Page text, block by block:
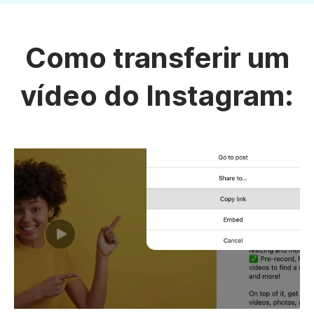
Como transferir um
vídeo do Instagram: